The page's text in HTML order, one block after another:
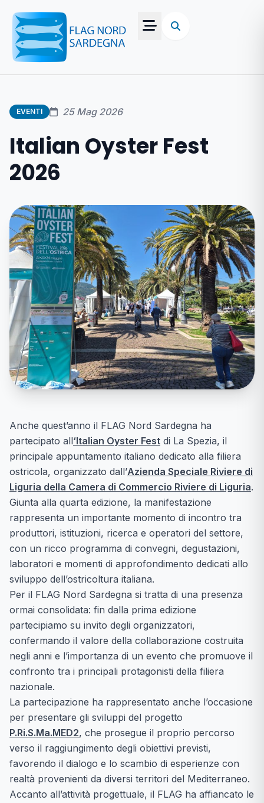
EVENTI 25 Mag 2026
Italian Oyster Fest
2026
Anche quest’anno il FLAG Nord Sardegna ha
partecipato all‘Italian Oyster Fest di La Spezia, il
principale appuntamento italiano dedicato alla filiera
ostricola, organizzato dall’Azienda Speciale Riviere di
Liguria della Camera di Commercio Riviere di Liguria.
Giunta alla quarta edizione, la manifestazione
rappresenta un importante momento di incontro tra
produttori, istituzioni, ricerca e operatori del settore,
con un ricco programma di convegni, degustazioni,
laboratori e momenti di approfondimento dedicati allo
sviluppo dell’ostricoltura italiana.
Per il FLAG Nord Sardegna si tratta di una presenza
ormai consolidata: fin dalla prima edizione
partecipiamo su invito degli organizzatori,
confermando il valore della collaborazione costruita
negli anni e l’importanza di un evento che promuove il
confronto tra i principali protagonisti della filiera
nazionale.
La partecipazione ha rappresentato anche l’occasione
per presentare gli sviluppi del progetto
P.Ri.S.Ma.MED2, che prosegue il proprio percorso
verso il raggiungimento degli obiettivi previsti,
favorendo il dialogo e lo scambio di esperienze con
realtà provenienti da diversi territori del Mediterraneo.
Accanto all’attività progettuale, il FLAG ha affiancato le